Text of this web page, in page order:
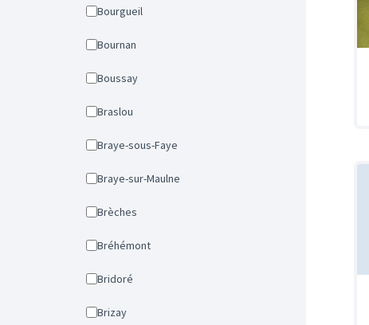
Bourgueil
Bournan
Boussay
Braslou
Braye-sous-Faye
Braye-sur-Maulne
Brèches
Bréhémont
Bridoré
Brizay